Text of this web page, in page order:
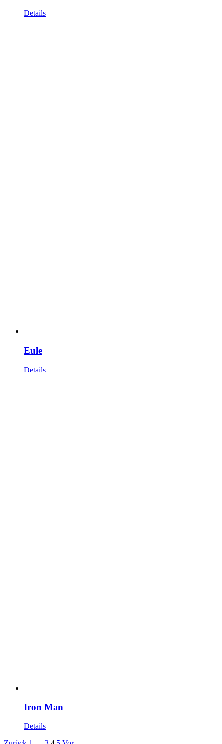
Details
Eule
Details
Iron Man
Details